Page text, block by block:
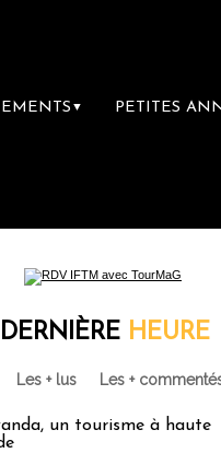
▼ PETITES
du voyage
DERNIÈRE HEURE
Les + lus Les +
un tourisme à haute